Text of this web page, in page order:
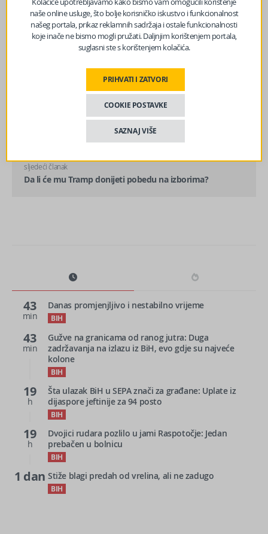
sljedeći članak
Da li će mu Tramp donijeti pobedu na izborima?
43
min
Danas promjenjljivo i nestabilno vrijeme
BIH
43
min
Gužve na granicama od ranog jutra: Duga
zadržavanja na izlazu iz BiH, evo gdje su najveće
kolone
BIH
19
h
Šta ulazak BiH u SEPA znači za građane: Uplate iz
dijaspore jeftinije za 94 posto
BIH
19
h
Dvojici rudara pozlilo u jami Raspotočje: Jedan
prebačen u bolnicu
BIH
1 dan Stiže blagi predah od vrelina, ali ne zadugo
BIH
naše online usluge, što bolje korisničko iskustvo i funkcionalnost
našeg portala, prikaz reklamnih sadržaja i ostale funkcionalnosti
koje inače ne bismo mogli pružati. Daljnjim korištenjem portala,
suglasni ste s korištenjem kolačića.
PRIHVATI I ZATVORI
COOKIE POSTAVKE
SAZNAJ VIŠE